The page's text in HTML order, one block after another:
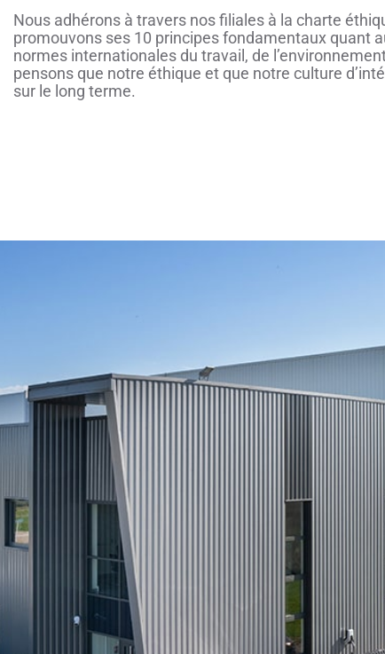
Nous adhérons à travers nos filiales à la charte
promouvons ses 10 principes fondamentaux quant
normes internationales du travail, de
pensons que notre éthique et que notre culture
sur le long terme.